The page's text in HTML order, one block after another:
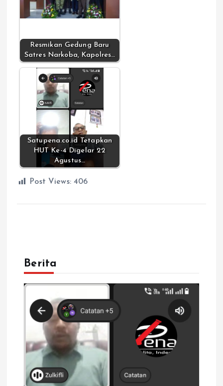
Resmikan Gedung Baru
Satres Narkoba, Kapolres…
Satupena.co.id Tetapkan
HUT Ke-4 Digelar 22
Agustus…
Post Views: 406
Berita